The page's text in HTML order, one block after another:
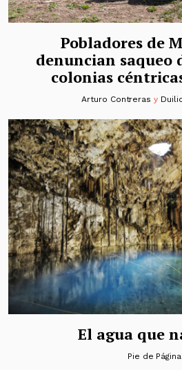
Pobladores de
denuncian saqueo
colonias
Arturo Contreras y
El agua que
Pie de Página